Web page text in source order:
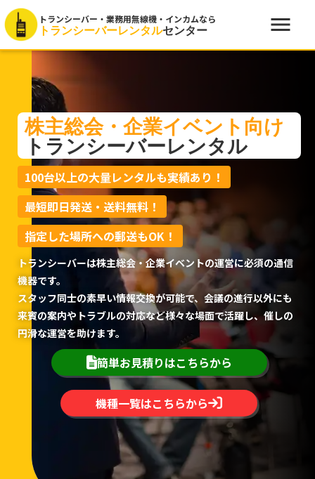
株主総会・企業イベント向け
トランシーバーレンタル
100台以上の大量レンタルも実績あり！
最短即日発送・送料無料！
指定した場所への郵送もOK！
トランシーバーは株主総会・企業イベントの運営に必須の通信
機器です。
スタッフ同士の素早い情報交換が可能で、会議の進行以外にも
来賓の案内やトラブルの対応など様々な場面で活躍し、催しの
円滑な運営を助けます。
簡単お見積りはこちらから
機種一覧はこちらから
トランシーバー・業務用無線機・インカムなら
トランシーバーレンタルセンター menu